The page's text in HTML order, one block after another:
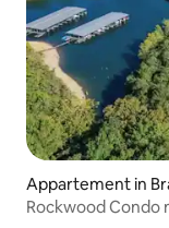
Appartement in
Rockwood Condo